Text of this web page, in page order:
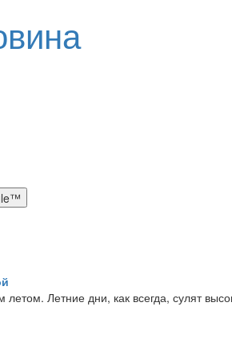
Летние дни, как всегда, сулят